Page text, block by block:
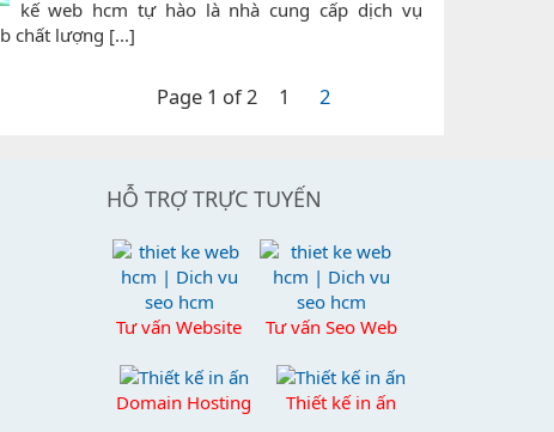
kế web hcm tự hào là nhà cung cấp dịch vụ
chất lượng [...]
Page 1 of 2 1 2
HỖ TRỢ TRỰC TUYẾN
Tư vấn Website Tư vấn Seo Web
Domain Hosting Thiết kế in ấn